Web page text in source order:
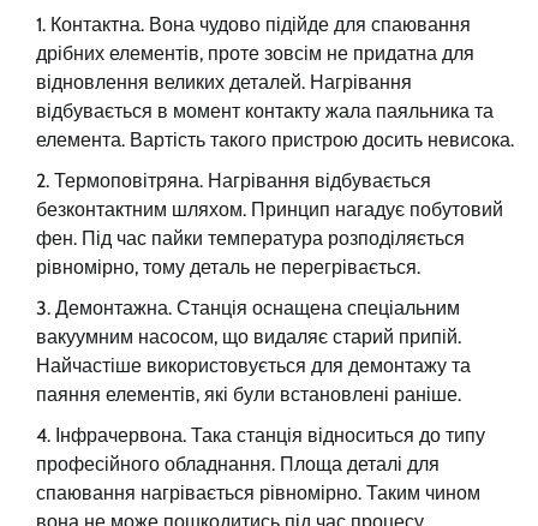
Контактна. Вона чудово підійде для спаювання
дрібних елементів, проте зовсім не придатна для
відновлення великих деталей. Нагрівання
відбувається в момент контакту жала паяльника та
елемента. Вартість такого пристрою досить невисока.
Термоповітряна. Нагрівання відбувається
безконтактним шляхом. Принцип нагадує побутовий
фен. Під час пайки температура розподіляється
рівномірно, тому деталь не перегрівається.
Демонтажна. Станція оснащена спеціальним
вакуумним насосом, що видаляє старий припій.
Найчастіше використовується для демонтажу та
паяння елементів, які були встановлені раніше.
Інфрачервона. Така станція відноситься до типу
професійного обладнання. Площа деталі для
спаювання нагрівається рівномірно. Таким чином